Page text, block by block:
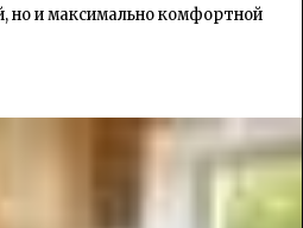
но и максимально комфортной